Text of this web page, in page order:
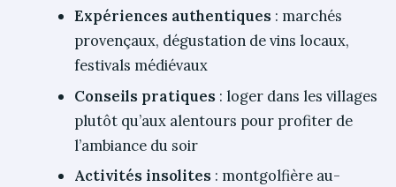
Expériences authentiques : marchés
provençaux, dégustation de vins locaux,
festivals médiévaux
Conseils pratiques : loger dans les villages
plutôt qu’aux alentours pour profiter de
l’ambiance du soir
Activités insolites : montgolfière au-